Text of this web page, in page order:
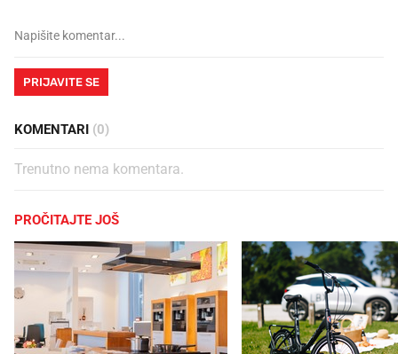
PRIJAVITE SE
KOMENTARI (0)
Trenutno nema komentara.
PROČITAJTE JOŠ